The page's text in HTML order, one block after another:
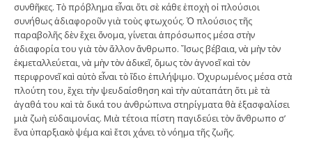
συνθῆκες. Τὸ πρόβλημα εἶναι ὅτι σὲ κάθε ἐποχὴ οἱ πλούσιοι
συνήθως ἀδιαφοροῦν γιὰ τοὺς φτωχούς. Ὁ πλούσιος τῆς
παραβολῆς δὲν ἔχει ὄνομα, γίνεται ἀπρόσωπος μέσα στὴν
ἀδιαφορία του γιὰ τὸν ἄλλον ἄνθρωπο. Ἴσως βέβαια, νὰ μὴν τὸν
ἐκμεταλλεύεται, νὰ μὴν τὸν ἀδικεῖ, ὅμως τὸν ἀγνοεῖ καὶ τὸν
περιφρονεῖ καὶ αὐτὸ εἶναι τὸ ἴδιο ἐπιλήψιμο. Ὀχυρωμένος μέσα στὰ
πλούτη του, ἔχει τὴν ψευδαίσθηση καὶ τὴν αὐταπάτη ὅτι μὲ τὰ
ἀγαθά του καὶ τὰ δικά του ἀνθρώπινα στηρίγματα θὰ ἐξασφαλίσει
μιὰ ζωὴ εὐδαιμονίας. Μιὰ τέτοια πίστη παγιδεύει τὸν ἄνθρωπο σ’
ἕνα ὑπαρξιακὸ ψέμα καὶ ἔτσι χάνει τὸ νόημα τῆς ζωῆς.